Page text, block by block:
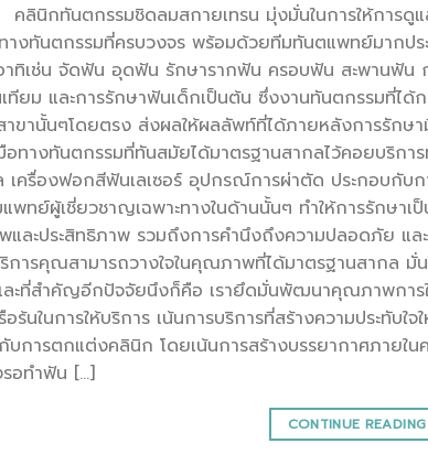
ทันตกรรมชิดลมสกายเทรน มุ่งมั่นในการให้การดูแล
างทันตกรรมที่ครบวงจร พร้อมด้วยทีมทันตแพทย์มากป
าทิเช่น จัดฟัน อุดฟัน รักษารากฟัน ครอบฟัน สะพานฟัน
ทียม และการรักษาฟันเด็กเป็นต้น ซึ่งงานทันตกรรมที่ได้
สาขานั้นๆโดยตรง ส่งผลให้ผลลัพท์ที่ได้ภายหลังกา
อทางทันตกรรมที่ทันสมัยได้มาตรฐานสากลไว้คอยบริก
เครื่องฟอกสีฟันเลเซอร์ อุปกรณ์การผ่าตัด ประกอบกับ
พทย์ผู้เชี่ยวชาญเฉพาะทางในด้านนั้นๆ ทำให้การรักษาเ
ละประสิทธิภาพ รวมถึงการคำนึงถึงความปลอดภัย แ
ริการคุณสามารถวางใจในคุณภาพที่ได้มาตรฐานสากล
ละที่สำคัญอีกปัจจัยนึงก็คือ เรายึดมั่นพัฒนาคุณภาพการใ
อร้นในการให้บริการ เน้นการบริการที่สร้างความประทับ
การตกแต่งคลินิก โดยเน้นการสร้างบรรยากาศภายใ
รอทำฟัน […]
CONTINUE READING